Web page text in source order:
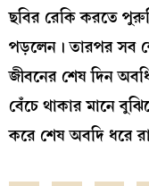
ছবির রেকি করতে
পড়লেন। তারপর সব
জীবনের শেষ দিন
বেঁচে থাকার মানে
করে শেষ অবদি ধরে